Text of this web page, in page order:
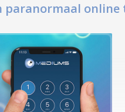
paranormaal